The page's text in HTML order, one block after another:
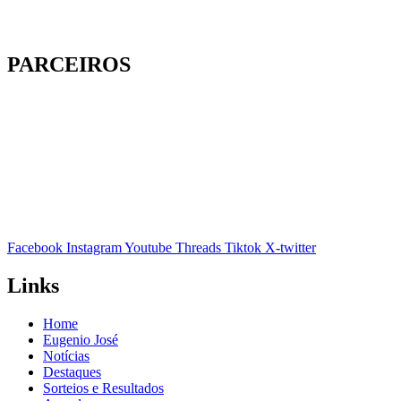
PARCEIROS
Facebook InstagramYoutube Threads Tiktok X-twitter
Links
Home
Eugenio José
Notícias
Destaques
Sorteios e Resultados